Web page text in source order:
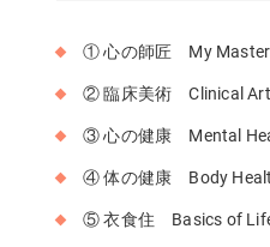
① 心の師匠 My Master
② 臨床美術 Clinical Art
③ 心の健康 Mental
④ 体の健康 Body
⑤ 衣食住 Basics of